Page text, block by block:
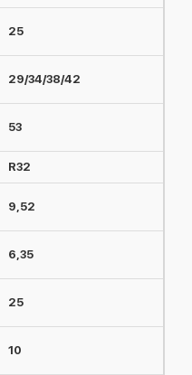
25
29/34/38/42
53
R32
9,52
6,35
25
10